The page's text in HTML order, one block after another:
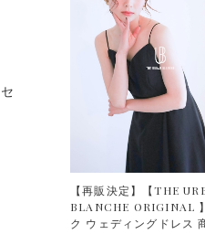
【再販決定】【THE
BLANCHE ORIGINAL
ク ウェディングドレス